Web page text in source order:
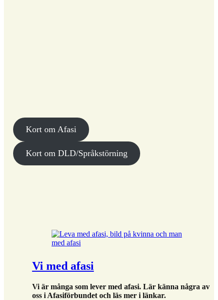
Kort om Afasi
Kort om DLD/Språkstörning
Vi med afasi
Vi är många som lever med afasi. Lär känna några av
oss i Afasiförbundet och läs mer i länkar.